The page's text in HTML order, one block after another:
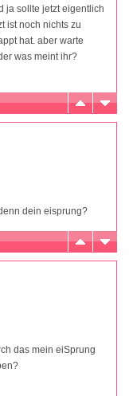
ja sollte jetzt eigentlich
ist noch nichts zu
hat. aber warte
was meint ihr?
dein eisprung?
das mein eiSprung